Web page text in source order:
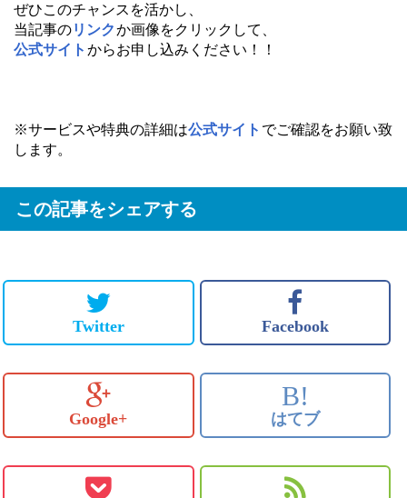
ぜひこのチャンスを活かし、
当記事のリンクか画像をクリックして、
公式サイト からお申し込みください！！
※サービスや特典の詳細は公式サイト でご確認をお願い致
します。
この記事をシェアする
Twitter Facebook
Google+
B!
はてブ